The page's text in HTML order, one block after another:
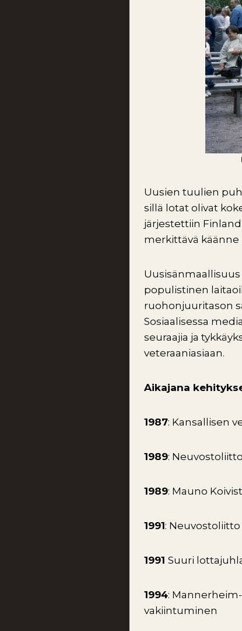
Uusien tuulien
sillä lotat olivat
järjestettiin
merkittävä käänne
populistinen
ruohonjuuritason
Sosiaalisessa
seuraajia ja
veteraaniasiaan.
Aikajana
1987: Kansallisen
1989:
1989: Mauno
1991: Neuvostoliitto
1991 Suuri
1994:
vakiintuminen